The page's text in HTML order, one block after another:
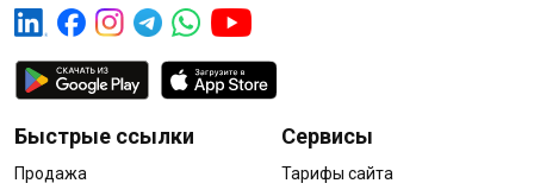
Быстрые ссылки
Продажа
Сервисы
Тарифы сайта